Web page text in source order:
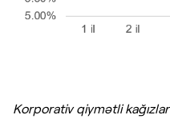
Korporativ qiymətli kağızlar